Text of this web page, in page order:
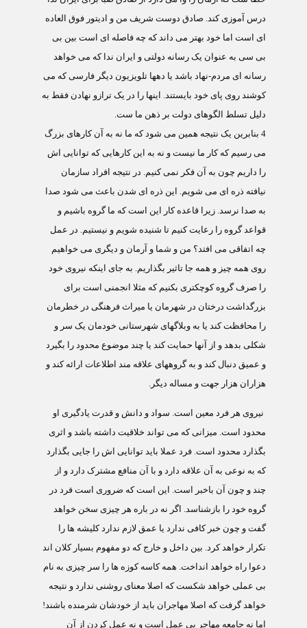
درس آموزی کند. صادق دوست شریف من و ادیتور فوق العاده
ای است اما خود بهتر می داند که چه فاصله ای است بین بی
بی سی به عنوان یک رسانه دولتی و ایران ندا که می خواهد
رسانه ای مردم-نهاد باشد یا دهها تلویزیون دیگر فارسی که می
کوشند روی پای خود بایستند. اینها را در یک ترازو نهادن فقط به
دلیل تسلط الگوهای دولت بر ذهن ما ست.
4 بنابرین یک نتیجه همین می شود که ما نه به آن کارهای بزرگ
می رسیم که کار ما نیست و نه به این کارهایی که توانایی اش
را داریم چون به آن فکر نمی کنیم. در نتیجه افراد سازمان
نیافته ذره ای می شویم. این ذره ای شدن باعث می شود صدا
به صدا نرسد. زیرا قاعده کار این است که ما گروه باشیم و
قواعد گروه را رعایت کنیم تا شنیده شویم و نیستیم. در عمل
چه اتفاقی می افتد؟ من و شما و آرمان و دیگری می خواهیم
روی همه چیز و همه جا تاثیر بگذاریم. به جای اینکه نیروی خود
را صرف گروه کوچکتری بکنیم که مثلا انجمنی است برای
بزرگداشت درختان در شهرمان یا میراث فرهنگی در خطرمان
را محافظت کند یا به وبلاگهای شهرستانی خودمان یک سر و
شکلی بدهد و از آنها حمایت کند یا چند موضوع محدود را بگیرد
و عمیق دنبال کند و به گروههای علاقه مند اطلاعات ارائه کند و
هزاران هزار جهت و مساله دیگر.
نیروی هر فرد معین است. سواد و دانش و قدرت یادگیری او
محدود است. میزانی که می تواند خلاقیت داشته باشد و اثری
بگذارد محدود است. فرد عملا باید توانایی اش را جایی بگذارد
که به نوعی به آن علاقه دارد و با آن منافع مشترک دارد و از
چند و چون آن باخبر است. این است که ضروری است فرد در
گروه خود را بازشناسد. اگر نه در باره هر چیزی سخن خواهد
گفت و چون خبر کافی ندارد یا عمق لازم ندارد کلیشه ها را
تکرار خواهد کرد. بین داخل و خارج که دو مفهوم بسیار کلان اند
دعوا راه خواهد انداخت. همه کاسه کوزه ها را سر چیزی به نام
بی عملی خواهد شکست که اصلا معنای روشنی ندارد و نتیجه
خواهد گرفت که اصلا مهاجران باید از خودشان شرمنده باشند!
اما نه جامعه مهاجر بی عمل است و نه عمل کردن از آن